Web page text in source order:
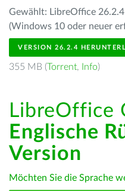
Gewählt: LibreOffice
(Windows 10 oder neuer
VERSION 26.2.4
355 MB (Torrent, Info)
LibreOffice
Englische
Version
Möchten Sie die Sprache